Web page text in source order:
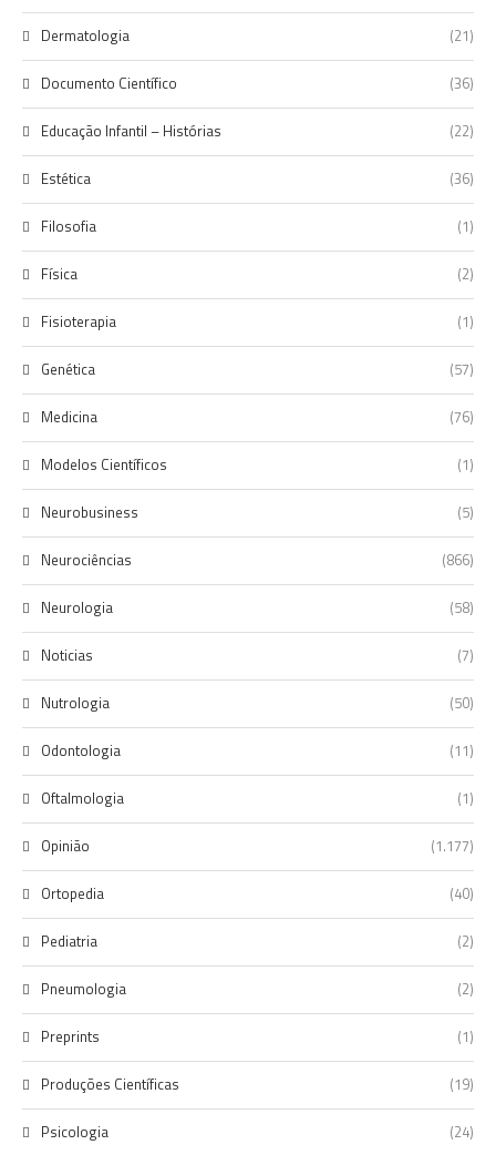
Dermatologia (21)
Documento Científico (36)
Educação Infantil – Histórias (22)
Estética (36)
Filosofia (1)
Física (2)
Fisioterapia (1)
Genética (57)
Medicina (76)
Modelos Científicos (1)
Neurobusiness (5)
Neurociências (866)
Neurologia (58)
Noticias (7)
Nutrologia (50)
Odontologia (11)
Oftalmologia (1)
Opinião (1.177)
Ortopedia (40)
Pediatria (2)
Pneumologia (2)
Preprints (1)
Produções Científicas (19)
Psicologia (24)